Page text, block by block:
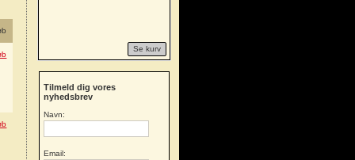
Se kurv
Tilmeld dig vores
nyhedsbrev
Navn:
Email: